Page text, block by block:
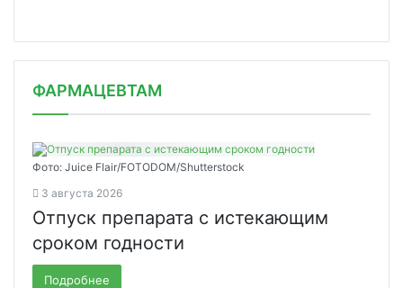
ФАРМАЦЕВТАМ
Фото: Juice Flair/FOTODOM/Shutterstoсk
3 августа 2026
Отпуск препарата с истекающим
сроком годности
Подробнее